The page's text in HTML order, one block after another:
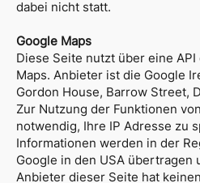
dabei nicht statt.
Google Maps
Diese Seite nutzt über eine
Maps. Anbieter ist die Google
Gordon House, Barrow Street,
Zur Nutzung der Funktionen
notwendig, Ihre IP Adresse zu
Informationen werden in der
Google in den USA
Anbieter dieser Seite hat